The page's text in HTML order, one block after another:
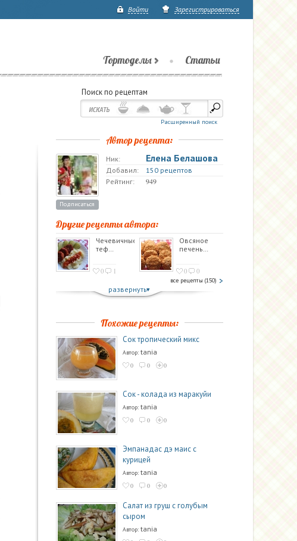
Войти Зарегистрироваться
Тортоделы Статьи
Поиск по рецептам
Расширенный поиск
Автор рецепта:
Подписаться
Ник: Елена Белашова
Добавил:
150 рецептов
Рейтинг:
949
Другие рецепты автора:
Чечевичные
теф…
0 1
Овсяное
печень…
0 0
все рецепты (150)
развернуть
Похожие рецепты:
Сок тропический микс
Автор: tania
0 0 0
Сок - колада из маракуйи
Автор: tania
0 0 0
Эмпанадас дэ маис с
курицей
Автор: tania
0 0 0
Салат из груш с голубым
сыром
Автор: tania